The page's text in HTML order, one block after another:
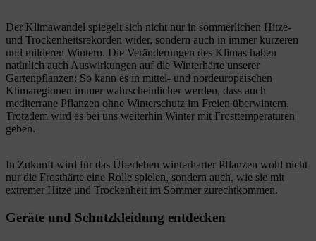
Der Klimawandel spiegelt sich nicht nur in sommerlichen Hitze-
und Trockenheitsrekorden wider, sondern auch in immer kürzeren
und milderen Wintern. Die Veränderungen des Klimas haben
natürlich auch Auswirkungen auf die Winterhärte unserer
Gartenpflanzen: So kann es in mittel- und nordeuropäischen
Klimaregionen immer wahrscheinlicher werden, dass auch
mediterrane Pflanzen ohne Winterschutz im Freien überwintern.
Trotzdem wird es bei uns weiterhin Winter mit Frosttemperaturen
geben.
In Zukunft wird für das Überleben winterharter Pflanzen wohl nicht
nur die Frosthärte eine Rolle spielen, sondern auch, wie sie mit
extremer Hitze und Trockenheit im Sommer zurechtkommen.
Geräte und Schutzkleidung entdecken